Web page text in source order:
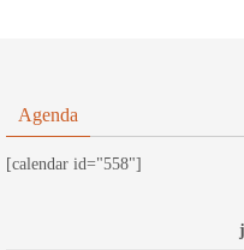
Agenda
[calendar id="558"]